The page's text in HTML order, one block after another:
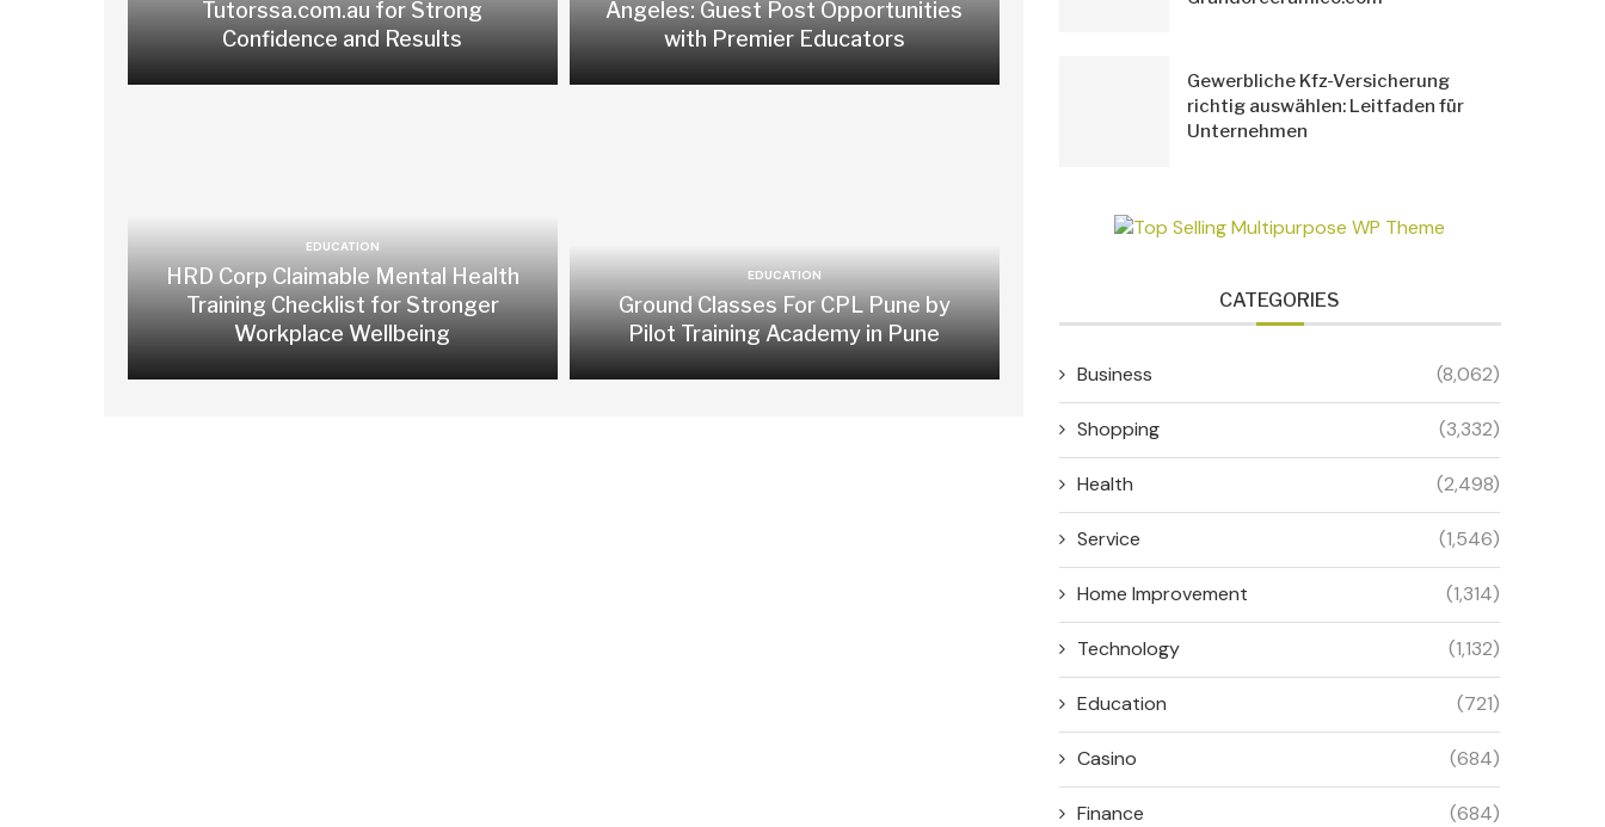
Tutorssa.com.au for Strong
Confidence and Results
Angeles: Guest Post Opportunities
with Premier Educators
EDUCATION
HRD Corp Claimable Mental Health
Training Checklist for Stronger
Workplace Wellbeing
EDUCATION
Ground Classes For CPL Pune by
Pilot Training Academy in Pune
Gewerbliche Kfz-Versicherung
richtig auswählen: Leitfaden für
Unternehmen
CATEGORIES
Business (8,062)
Shopping (3,332)
Health (2,498)
Service (1,546)
Home Improvement (1,314)
Technology (1,132)
Education (721)
Casino (684)
Finance (684)